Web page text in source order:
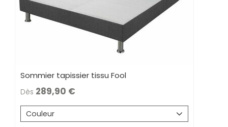
Sommier tapissier tissu Fool
Dès 289,90
Couleur